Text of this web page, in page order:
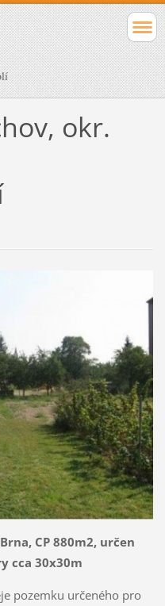
okr.
CP 880m2, určen
cca 30x30m
pozemku určeného pro